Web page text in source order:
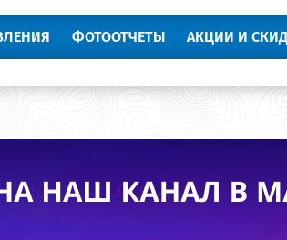
ФОТООТЧЕТЫ АКЦИИ И